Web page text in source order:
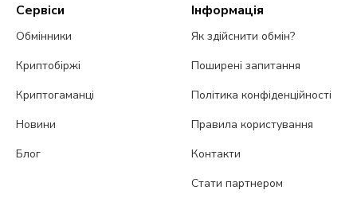
Сервіси
Обмінники
Криптобіржі
Криптогаманці
Новини
Блог
Інформація
Як здійснити обмін?
Поширені запитання
Політика конфіденційності
Правила користування
Контакти
Стати партнером